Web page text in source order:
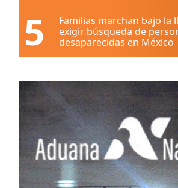
5
Familias marchan bajo la
exigir búsqueda de
desaparecidas en México